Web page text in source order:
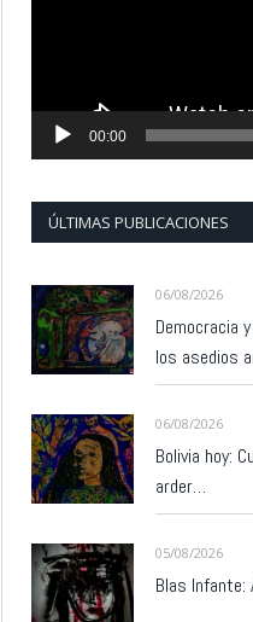
00:00
ÚLTIMAS PUBLICACIONES
06/08/2026
Democracia
los asedios
06/08/2026
Bolivia hoy:
arder…
05/08/2026
Blas Infante: